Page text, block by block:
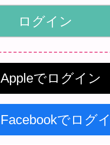
Appleでログイン
Facebookでログ